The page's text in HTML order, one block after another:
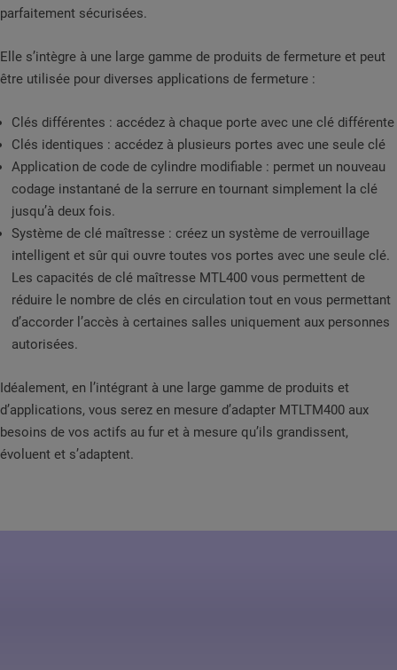
parfaitement sécurisées.
Elle s’intègre à une large gamme de produits de fermeture et peut
être utilisée pour diverses applications de fermeture :
Clés différentes : accédez à chaque porte avec une clé différente
Clés identiques : accédez à plusieurs portes avec une seule clé
Application de code de cylindre modifiable : permet un nouveau
codage instantané de la serrure en tournant simplement la clé
jusqu’à deux fois.
Système de clé maîtresse : créez un système de verrouillage
intelligent et sûr qui ouvre toutes vos portes avec une seule clé.
Les capacités de clé maîtresse MTL400 vous permettent de
réduire le nombre de clés en circulation tout en vous permettant
d’accorder l’accès à certaines salles uniquement aux personnes
autorisées.
Idéalement, en l’intégrant à une large gamme de produits et
d’applications, vous serez en mesure d’adapter MTLTM400 aux
besoins de vos actifs au fur et à mesure qu’ils grandissent,
évoluent et s’adaptent.